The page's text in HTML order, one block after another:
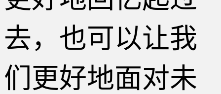
去，也可以让我
们更好地面对未